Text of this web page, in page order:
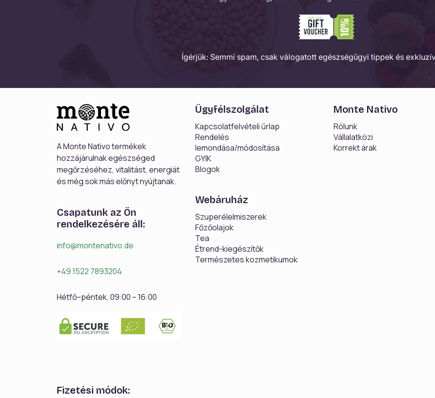
Ígérjük: Semmi spam, csak válogatott egészségügyi tippek és
A Monte Nativo termékek
hozzájárulnak egészséged
megőrzéséhez, vitalitást, energiát
és még sok más előnyt nyújtanak.
Csapatunk az Ön
rendelkezésére áll:
info@montenativo.de
+49 1522 7893204
Hétfő–péntek, 09:00 – 16:00
Ügyfélszolgálat
Kapcsolatfelvételi űrlap
Rendelés
lemondása/módosítása
GYIK
Blogok
Webáruház
Szuperélelmiszerek
Főzőolajok
Tea
Étrend-kiegészítők
Természetes kozmetikumok
Monte Nativo
Rólunk
Vállalatközi
Korrekt árak
Fizetési módok: